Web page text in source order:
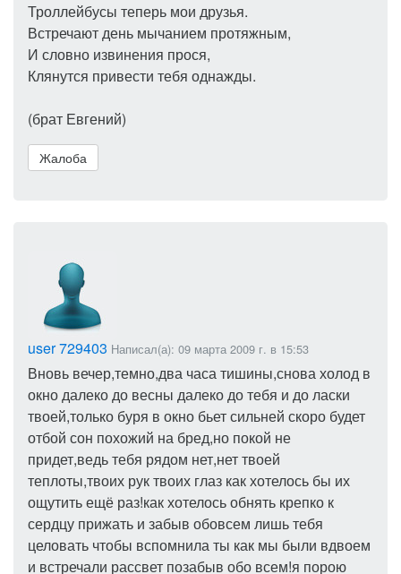
Троллейбусы теперь мои друзья.
Встречают день мычанием протяжным,
И словно извинения прося,
Клянутся привести тебя однажды.
(брат Евгений)
Жалоба
user 729403 Написал(а): 09 марта 2009 г. в 15:53
Вновь вечер,темно,два часа тишины,снова холод в
окно далеко до весны далеко до тебя и до ласки
твоей,только буря в окно бьет сильней скоро будет
отбой сон похожий на бред,но покой не
придет,ведь тебя рядом нет,нет твоей
теплоты,твоих рук твоих глаз как хотелось бы их
ощутить ещё раз!как хотелось обнять крепко к
сердцу прижать и забыв обовсем лишь тебя
целовать чтобы вспомнила ты как мы были вдвоем
и встречали рассвет позабыв обо всем!я порою